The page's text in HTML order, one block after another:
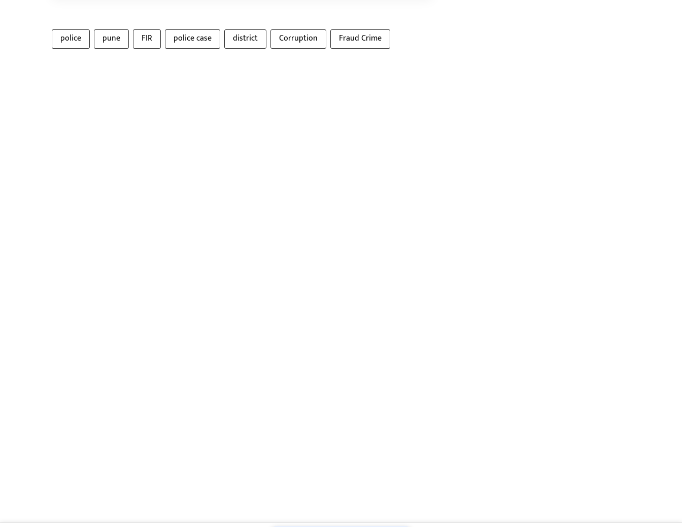
police pune FIR police case district Corruption Fraud Crime